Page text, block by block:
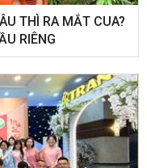
THÌ RA MẮT CUA?
RIÊNG